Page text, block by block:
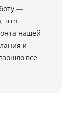
—
что
нашей
и
все